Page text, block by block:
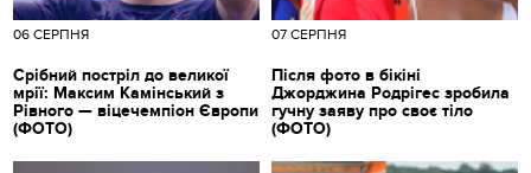
06 СЕРПНЯ
Срібний постріл до великої
мрії: Максим Камінський з
Рівного — віцечемпіон Європи
(ФОТО)
07 СЕРПНЯ
Після фото в бікіні
Джорджина Родрігес зробила
гучну заяву про своє тіло
(ФОТО)